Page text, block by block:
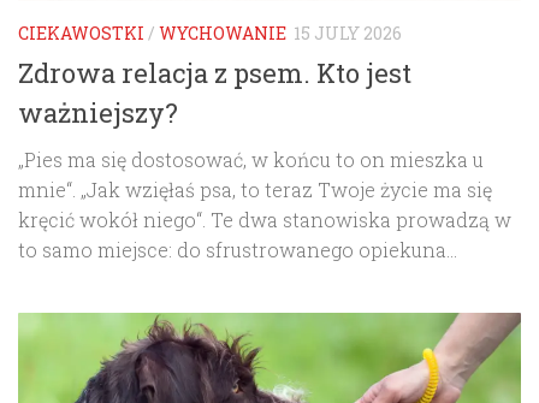
CIEKAWOSTKI / WYCHOWANIE 15 JULY 2026
Zdrowa relacja z psem. Kto jest
ważniejszy?
„Pies ma się dostosować, w końcu to on mieszka u
mnie“. „Jak wzięłaś psa, to teraz Twoje życie ma się
kręcić wokół niego“. Te dwa stanowiska prowadzą w
to samo miejsce: do sfrustrowanego opiekuna...